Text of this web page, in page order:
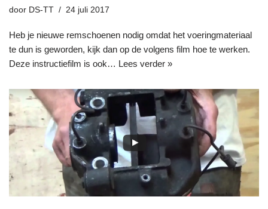
door DS-TT 24 juli 2017
Heb je nieuwe remschoenen nodig omdat het voeringmateriaal
te dun is geworden, kijk dan op de volgens film hoe te werken.
Deze instructiefilm is ook… Lees verder »